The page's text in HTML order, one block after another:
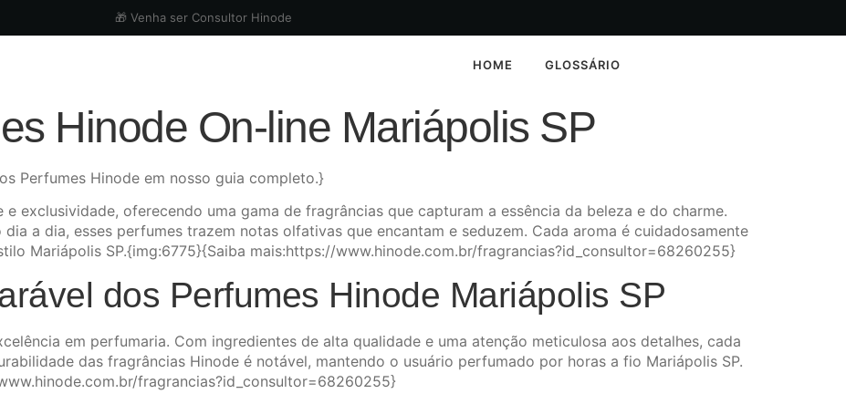
🎁 Venha ser Consultor Hinode
HOME GLOSSÁRIO
Hinode On-line Mariápolis SP
Perfumes Hinode em nosso guia completo.}
exclusividade, oferecendo uma gama de fragrâncias que capturam a essência da beleza e do charme.
a dia, esses perfumes trazem notas olfativas que encantam e seduzem. Cada aroma é cuidadosamente
Mariápolis SP.{img:6775}{Saiba mais:https://www.hinode.com.br/fragrancias?id_consultor=68260255}
dos Perfumes Hinode Mariápolis SP
em perfumaria. Com ingredientes de alta qualidade e uma atenção meticulosa aos detalhes, cada
das fragrâncias Hinode é notável, mantendo o usuário perfumado por horas a fio Mariápolis SP.
fragrancias?id_consultor=68260255}